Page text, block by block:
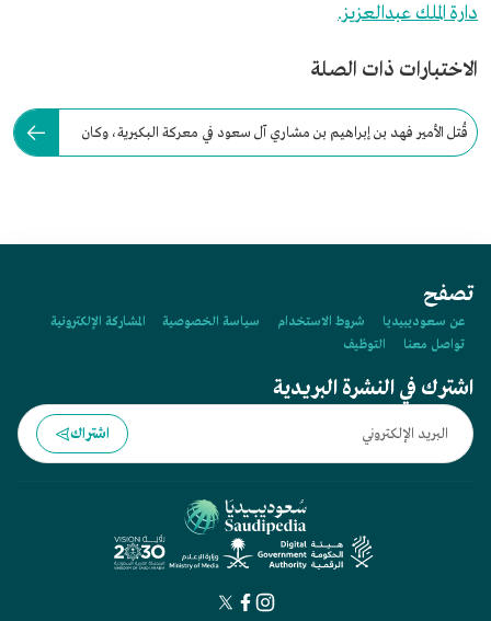
دارة الملك عبدالعزيز.
الاختبارات ذات الصلة
قُتل الأمير فهد بن إبراهيم بن مشاري آل سعود في معركة البكيرية، وكان
تصفح
عن سعوديبيديا شروط الاستخدام سياسة الخصوصية
المشاركة الإلكترونية
تواصل معنا
التوظيف
اشترك في النشرة البريدية
اشتراك